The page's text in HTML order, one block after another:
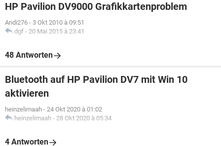
HP Pavilion DV9000 Grafikkartenproblem
Andi276 - 3 Okt 2010 à 09:51
dgf - 20 Mai 2015 à 23:41
48 Antworten
Bluetooth auf HP Pavilion DV7 mit Win 10
aktivieren
heinzelimaah - 24 Okt 2020 à 01:02
heinzelimaah - 28 Okt 2020 à 05:34
4 Antworten